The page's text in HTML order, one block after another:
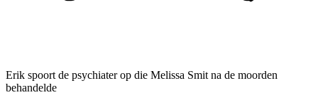
Erik spoort de psychiater op die Melissa Smit na de moorden
behandelde